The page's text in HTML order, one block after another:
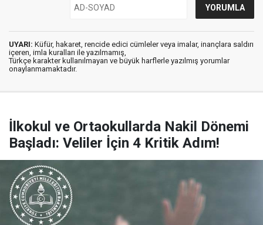
UYARI: Küfür, hakaret, rencide edici cümleler veya imalar, inançlara saldırı
içeren, imla kuralları ile yazılmamış,
Türkçe karakter kullanılmayan ve büyük harflerle yazılmış yorumlar
onaylanmamaktadır.
İlkokul ve Ortaokullarda Nakil Dönemi
Başladı: Veliler İçin 4 Kritik Adım!